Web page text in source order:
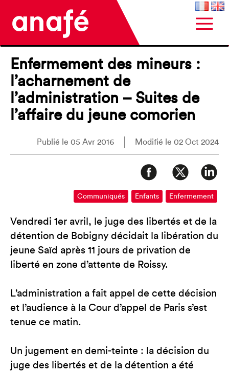
Enfermement des mineurs :
l’acharnement de
l’administration – Suites de
l’affaire du jeune comorien
Publié le 05 Avr 2016 Modifié le 02 Oct 2024
Communiqués Enfants Enfermement
Vendredi 1er avril, le juge des libertés et de la
détention de Bobigny décidait la libération du
jeune Saïd après 11 jours de privation de
liberté en zone d’attente de Roissy.
L’administration a fait appel de cette décision
et l’audience à la Cour d’appel de Paris s’est
tenue ce matin.
Un jugement en demi-teinte : la décision du
juge des libertés et de la détention a été